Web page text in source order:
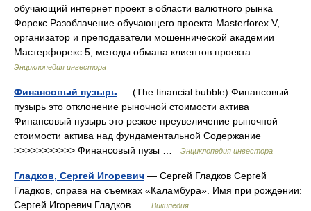
обучающий интернет проект в области валютного рынка
Форекс Разоблачение обучающего проекта Masterforex V,
организатор и преподаватели мошеннической академии
Мастерфорекс 5, методы обмана клиентов проекта… …
Энциклопедия инвестора
Финансовый пузырь — (The financial bubble) Финансовый
пузырь это отклонение рыночной стоимости актива
Финансовый пузырь это резкое преувеличение рыночной
стоимости актива над фундаментальной Содержание
>>>>>>>>>>> Финансовый пузы …
Энциклопедия инвестора
Гладков, Сергей Игоревич — Сергей Гладков Сергей
Гладков, справа на съемках «Каламбура». Имя при рождении:
Сергей Игоревич Гладков …
Википедия